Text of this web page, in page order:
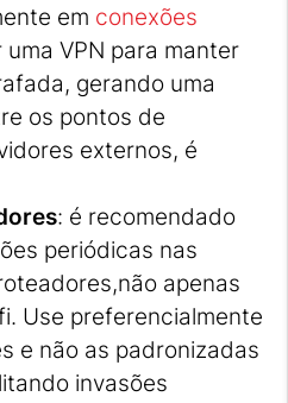
em conexões
uma VPN para manter
gerando uma
os pontos de
externos, é
: é recomendado
periódicas nas
apenas
Use preferencialmente
e não as padronizadas
invasões